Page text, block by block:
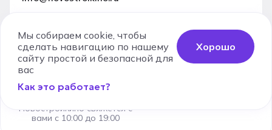
Заказать
Новостройкино свяжется с
вами с 10:00 до 19:00
аудитория
Скачать PDF
Используя сервис, вы соглашаетесь с
соглашениемиПолитикой конфиденциальности
Мы собираем cookie, чтобы
сделать навигацию по нашему
сайту простой и безопасной для
вас
Как это работает?
Хорошо